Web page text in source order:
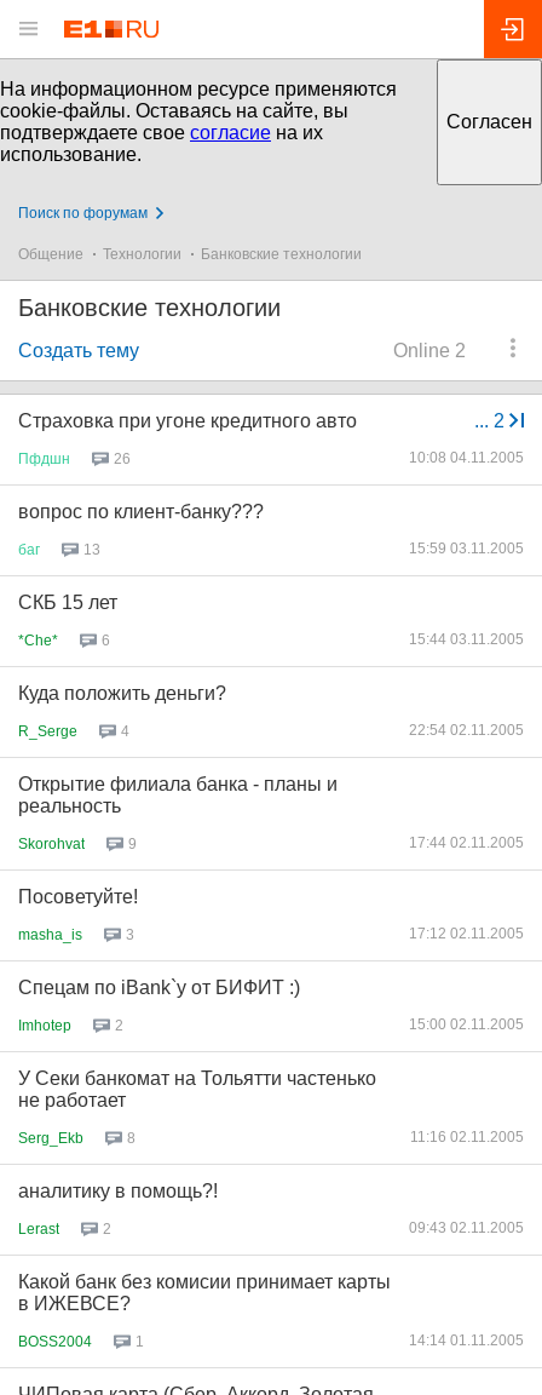
На информационном ресурсе применяются
cookie-файлы. Оставаясь на сайте, вы
подтверждаете свое согласие на их
использование.
Согласен
Поиск по форумам
Общение Технологии Банковские технологии
Банковские технологии
Online 2
Создать тему
... 2
Страховка при угоне кредитного авто
Пфдшн 26 10:08 04.11.2005
вопрос по клиент-банку???
баг 13 15:59 03.11.2005
СКБ 15 лет
*Che* 6 15:44 03.11.2005
Куда положить деньги?
R_Serge 4 22:54 02.11.2005
Открытие филиала банка - планы и
реальность
Skorohvat 9 17:44 02.11.2005
Посоветуйте!
masha_is 3 17:12 02.11.2005
Спецам по iBank`у от БИФИТ :)
Imhotep 2 15:00 02.11.2005
У Секи банкомат на Тольятти частенько
не работает
Serg_Ekb 8 11:16 02.11.2005
аналитику в помощь?!
Lerast 2 09:43 02.11.2005
Какой банк без комисии принимает карты
в ИЖЕВСЕ?
BOSS2004 1 14:14 01.11.2005